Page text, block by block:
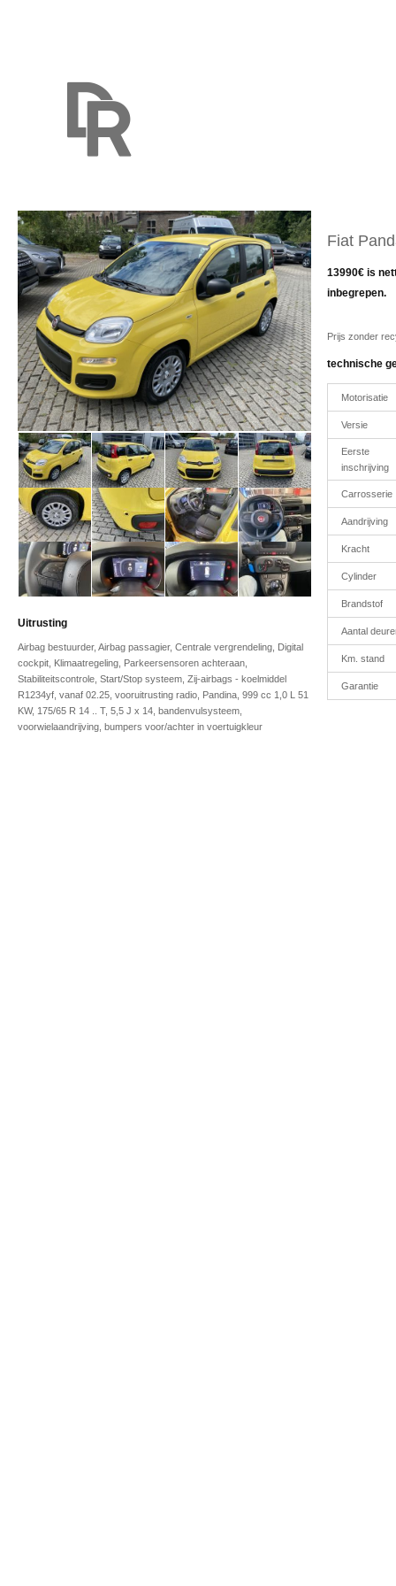
Uitrusting
Airbag bestuurder, Airbag passagier, Centrale vergrendeling, Digital
cockpit, Klimaatregeling, Parkeersensoren achteraan,
Stabiliteitscontrole, Start/Stop systeem, Zij-airbags - koelmiddel
R1234yf, vanaf 02.25, vooruitrusting radio, Pandina, 999 cc 1,0 L 51
KW, 175/65 R 14 .. T, 5,5 J x 14, bandenvulsysteem,
voorwielaandrijving, bumpers voor/achter in voertuigkleur
Fiat
13990€ is
inbegrepen.
Prijs zonder
technische
Motorisatie
Versie
Eerste
inschrijving
Carrosserie
Aandrijving
Kracht
Cylinder
Brandstof
Aantal
Km. stand
Garantie